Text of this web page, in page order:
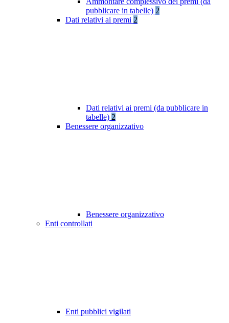
pubblicare in tabelle) 2
Dati relativi ai premi 2
Dati relativi ai premi (da pubblicare in
tabelle) 2
Benessere organizzativo
Benessere organizzativo
Enti controllati
Enti pubblici vigilati